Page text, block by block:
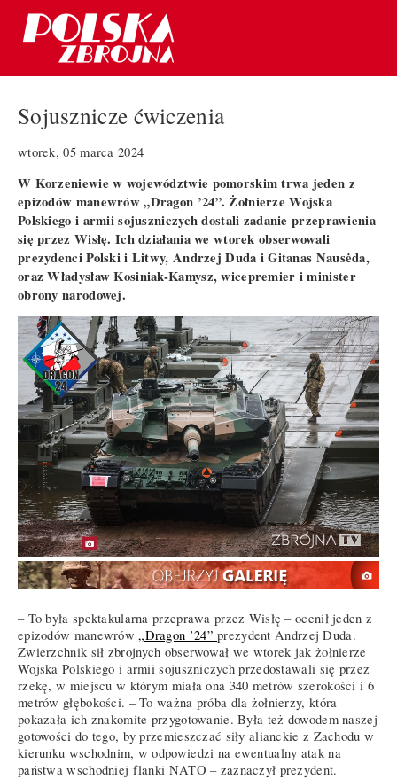
Sojusznicze ćwiczenia
wtorek, 05 marca 2024
W Korzeniewie w województwie pomorskim trwa jeden z
epizodów manewrów „Dragon ’24”. Żołnierze Wojska
Polskiego i armii sojuszniczych dostali zadanie przeprawienia
się przez Wisłę. Ich działania we wtorek obserwowali
prezydenci Polski i Litwy, Andrzej Duda i Gitanas Nausėda,
oraz Władysław Kosiniak-Kamysz, wicepremier i minister
obrony narodowej.
– To była spektakularna przeprawa przez Wisłę – ocenił jeden z
epizodów manewrów „Dragon ’24”prezydent Andrzej Duda.
Zwierzchnik sił zbrojnych obserwował we wtorek jak żołnierze
Wojska Polskiego i armii sojuszniczych przedostawali się przez
rzekę, w miejscu w którym miała ona 340 metrów szerokości i 6
metrów głębokości. – To ważna próba dla żołnierzy, która
pokazała ich znakomite przygotowanie. Była też dowodem naszej
gotowości do tego, by przemieszczać siły alianckie z Zachodu w
kierunku wschodnim, w odpowiedzi na ewentualny atak na
państwa wschodniej flanki NATO – zaznaczył prezydent.